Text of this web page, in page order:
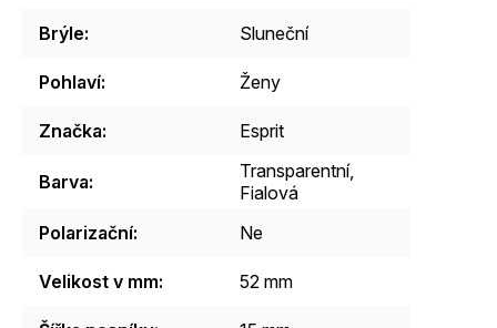
Brýle: Sluneční
Pohlaví: Ženy
Značka: Esprit
Barva: Transparentní,
Fialová
Polarizační: Ne
Velikost v mm: 52 mm